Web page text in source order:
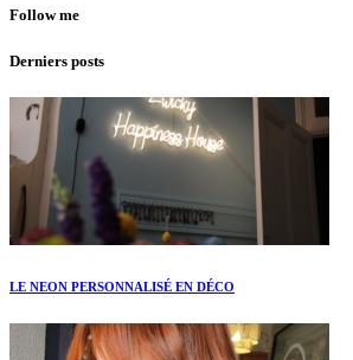
Follow me
Derniers posts
LE NEON PERSONNALISÉ EN DÉCO